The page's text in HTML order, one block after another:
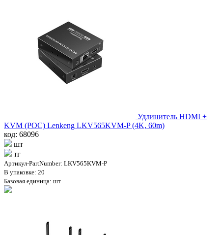
Удлинитель HDMI +
KVM (POC) Lenkeng LKV565KVM-P (4K, 60m)
код: 68096
шт
тг
Артикул-PartNumber: LKV565KVM-P
В упаковке: 20
Базовая единица: шт